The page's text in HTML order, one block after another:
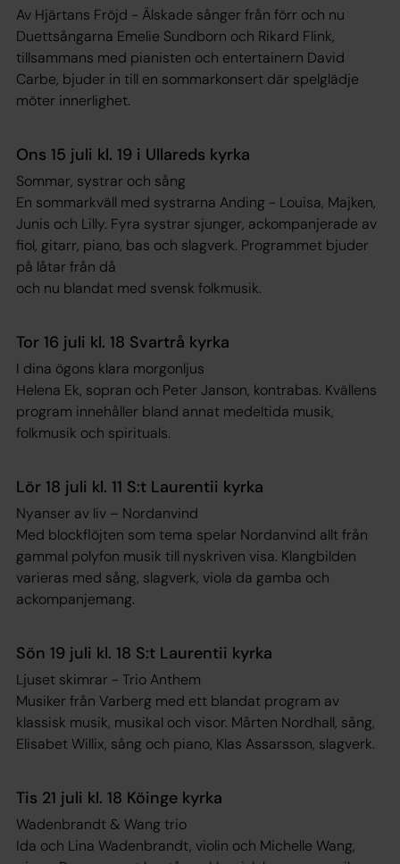
Av Hjärtans Fröjd - Älskade sånger från förr och nu
Duettsångarna Emelie Sundborn och Rikard Flink,
tillsammans med pianisten och entertainern David
Carbe, bjuder in till en sommarkonsert där spelglädje
möter innerlighet.
Ons 15 juli kl. 19 i Ullareds kyrka
Sommar, systrar och sång
En sommarkväll med systrarna Anding - Louisa, Majken,
Junis och Lilly. Fyra systrar sjunger, ackompanjerade av
fiol, gitarr, piano, bas och slagverk. Programmet bjuder
på låtar från då
och nu blandat med svensk folkmusik.
Tor 16 juli kl. 18 Svartrå kyrka
I dina ögons klara morgonljus
Helena Ek, sopran och Peter Janson, kontrabas. Kvällens
program innehåller bland annat medeltida musik,
folkmusik och spirituals.
Lör 18 juli kl. 11 S:t Laurentii kyrka
Nyanser av liv – Nordanvind
Med blockflöjten som tema spelar Nordanvind allt från
gammal polyfon musik till nyskriven visa. Klangbilden
varieras med sång, slagverk, viola da gamba och
ackompanjemang.
Sön 19 juli kl. 18 S:t Laurentii kyrka
Ljuset skimrar - Trio Anthem
Musiker från Varberg med ett blandat program av
klassisk musik, musikal och visor. Mårten Nordhall, sång,
Elisabet Willix, sång och piano, Klas Assarsson, slagverk.
Tis 21 juli kl. 18 Köinge kyrka
Wadenbrandt & Wang trio
Ida och Lina Wadenbrandt, violin och Michelle Wang,